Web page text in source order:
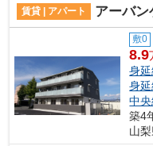
賃貸 | アパート アーバン
敷0
8.9
身
身
中
築4
山